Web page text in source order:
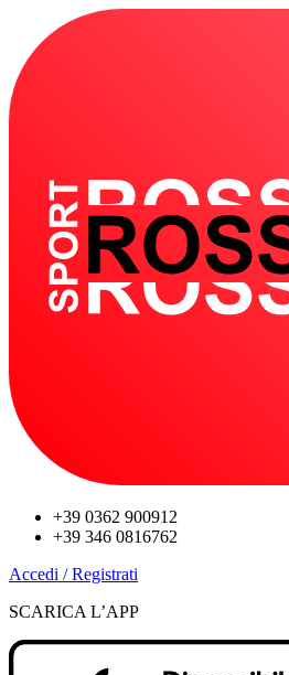
+39 0362 900912
+39 346 0816762
Accedi / Registrati
SCARICA L’APP